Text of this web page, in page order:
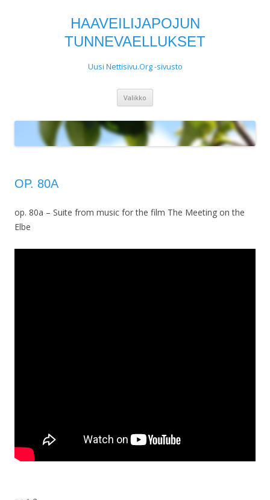
HAAVEILIJAPOJUN
TUNNEVAELLUKSET
Uusi Nettisivu.Org -sivusto
Valikko
OP. 80A
op. 80a – Suite from music for the film The Meeting on the
Elbe